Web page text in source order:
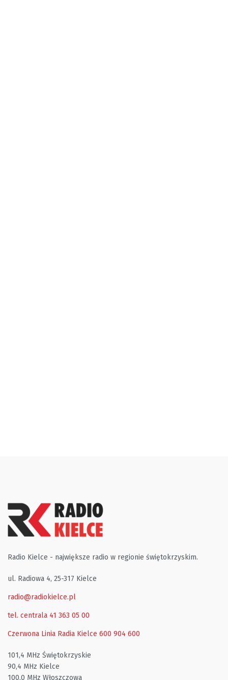
Radio Kielce - największe radio w regionie świętokrzyskim.
ul. Radiowa 4, 25-317 Kielce
radio@radiokielce.pl
tel. centrala 41 363 05 00
Czerwona Linia Radia Kielce 600 904 600
101,4 MHz Świętokrzyskie
90,4 MHz Kielce
100,0 MHz Włoszczowa